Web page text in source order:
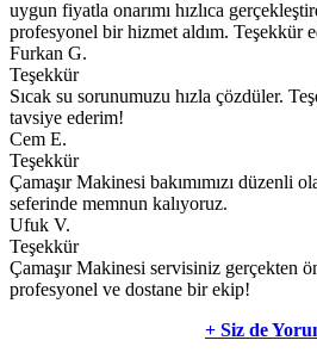
uygun fiyatla onarımı hızlıca
profesyonel bir hizmet aldım. Teşekkür
Furkan G.
Teşekkür
Sıcak su sorunumuzu hızla çözdüler.
tavsiye ederim!
Cem E.
Teşekkür
Çamaşır Makinesi bakımımızı düzenli
seferinde memnun kalıyoruz.
Ufuk V.
Teşekkür
Çamaşır Makinesi servisiniz gerçekten
profesyonel ve dostane bir ekip!
+ Siz de